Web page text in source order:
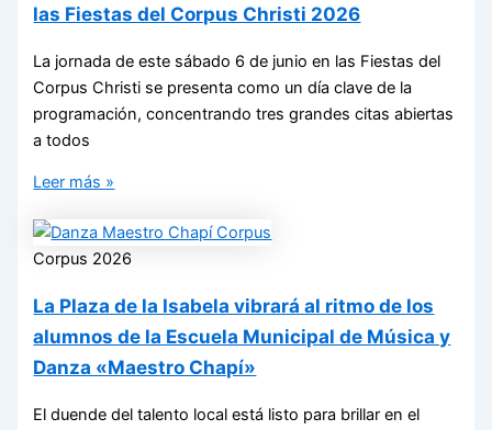
las Fiestas del Corpus Christi 2026
La jornada de este sábado 6 de junio en las Fiestas del
Corpus Christi se presenta como un día clave de la
programación, concentrando tres grandes citas abiertas
a todos
Leer más »
Corpus 2026
La Plaza de la Isabela vibrará al ritmo de los
alumnos de la Escuela Municipal de Música y
Danza «Maestro Chapí»
El duende del talento local está listo para brillar en el